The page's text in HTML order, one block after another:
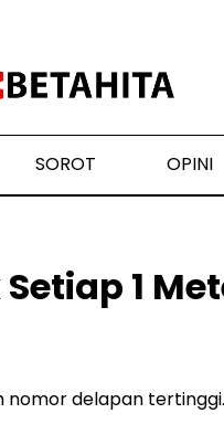
SOROT OPINI
1
delapan